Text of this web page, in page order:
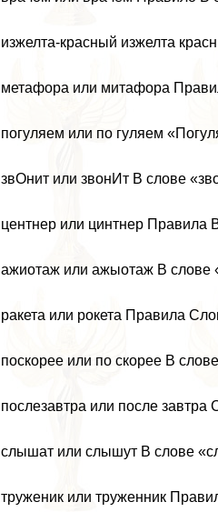
изжелта-красный изжелта
метафора или митафора
погуляем или по гуляем
звОнит или звонИт В слове
центнер или цинтнер Правила
ажиотаж или ажыотаж В слове
paкета или рокета Правила
поскорее или по скорее В
послезавтра или после
слышат или слышут В слове
труженик или труженник